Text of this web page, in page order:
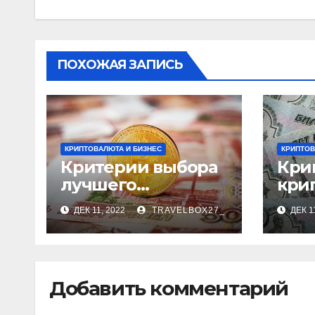
ПОХОЖАЯ ЗАПИСЬ
КРИПТОВАЛЮТА И БИЗНЕС
Критерии выбора
лучшего
обменника
ДЕК 11, 2022 TRAVELBOX27_
ий
ДЕК
Добавить комментарий